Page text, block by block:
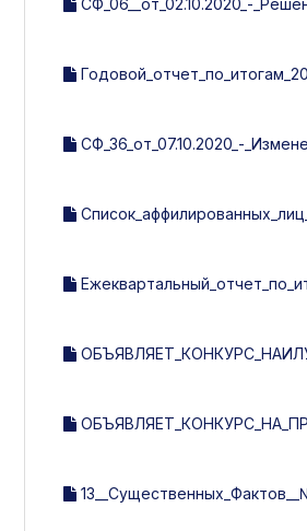
СФ_36_от_07.10.2020_-